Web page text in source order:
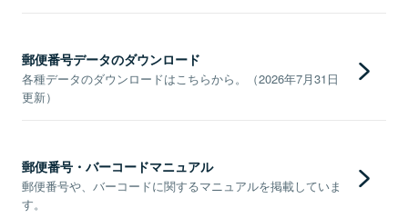
郵便番号データのダウンロード
各種データのダウンロードはこちらから。（2026年7月31日
更新）
郵便番号・バーコードマニュアル
郵便番号や、バーコードに関するマニュアルを掲載していま
す。